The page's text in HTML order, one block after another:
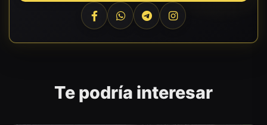
Te podría interesar